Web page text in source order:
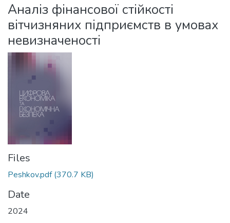
Statistics
Аналіз фінансової стійкості
вітчизняних підприємств в умовах
невизначеності
Files
Peshkov.pdf(370.7 KB)
Date
2024